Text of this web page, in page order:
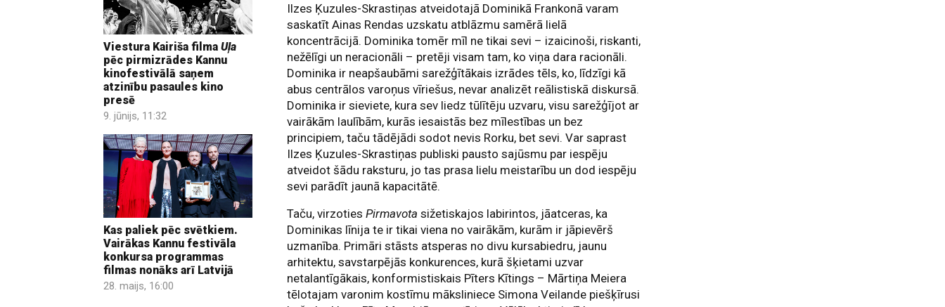
Viestura Kairiša filma Uļa
pēc pirmizrādes Kannu
kinofestivālā saņem
atzinību pasaules kino
presē
9. jūnijs, 11:32
Kas paliek pēc svētkiem.
Vairākas Kannu festivāla
konkursa programmas
filmas nonāks arī Latvijā
28. maijs, 16:00
Ilzes Ķuzules-Skrastiņas atveidotajā Dominikā Frankonā varam
saskatīt Ainas Rendas uzskatu atblāzmu samērā lielā
koncentrācijā. Dominika tomēr mīl ne tikai sevi – izaicinoši, riskanti,
nežēlīgi un neracionāli – pretēji visam tam, ko viņa dara racionāli.
Dominika ir neapšaubāmi sarežģītākais izrādes tēls, ko, līdzīgi kā
abus centrālos varoņus vīriešus, nevar analizēt reālistiskā diskursā.
Dominika ir sieviete, kura sev liedz tūlītēju uzvaru, visu sarežģījot ar
vairākām laulībām, kurās iesaistās bez mīlestības un bez
principiem, taču tādējādi sodot nevis Rorku, bet sevi. Var saprast
Ilzes Ķuzules-Skrastiņas publiski pausto sajūsmu par iespēju
atveidot šādu raksturu, jo tas prasa lielu meistarību un dod iespēju
sevi parādīt jaunā kapacitātē.
Taču, virzoties Pirmavota sižetiskajos labirintos, jāatceras, ka
Dominikas līnija te ir tikai viena no vairākām, kurām ir jāpievērš
uzmanība. Primāri stāsts atsperas no divu kursabiedru, jaunu
arhitektu, savstarpējās konkurences, kurā šķietami uzvar
netalantīgākais, konformistiskais Pīters Kītings – Mārtiņa Meiera
tēlotajam varonim kostīmu māksliniece Simona Veilande piešķīrusi